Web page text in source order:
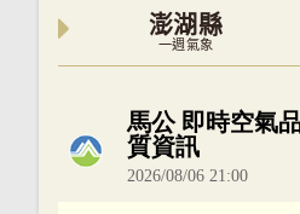
澎湖縣
一週氣象
內嵌空氣品質小工具